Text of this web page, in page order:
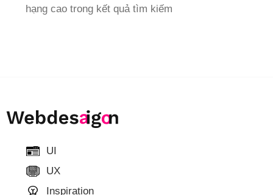
hạng cao trong kết quả tìm kiếm
UI
UX
Inspiration